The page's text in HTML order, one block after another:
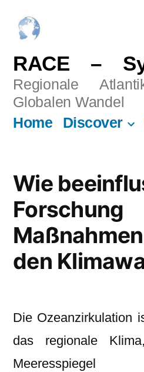
content
RACE –
Regionale
Globalen Wandel
Home
Discover
Wie
Forschung
den
Die Ozeanzirkulation
das regionale